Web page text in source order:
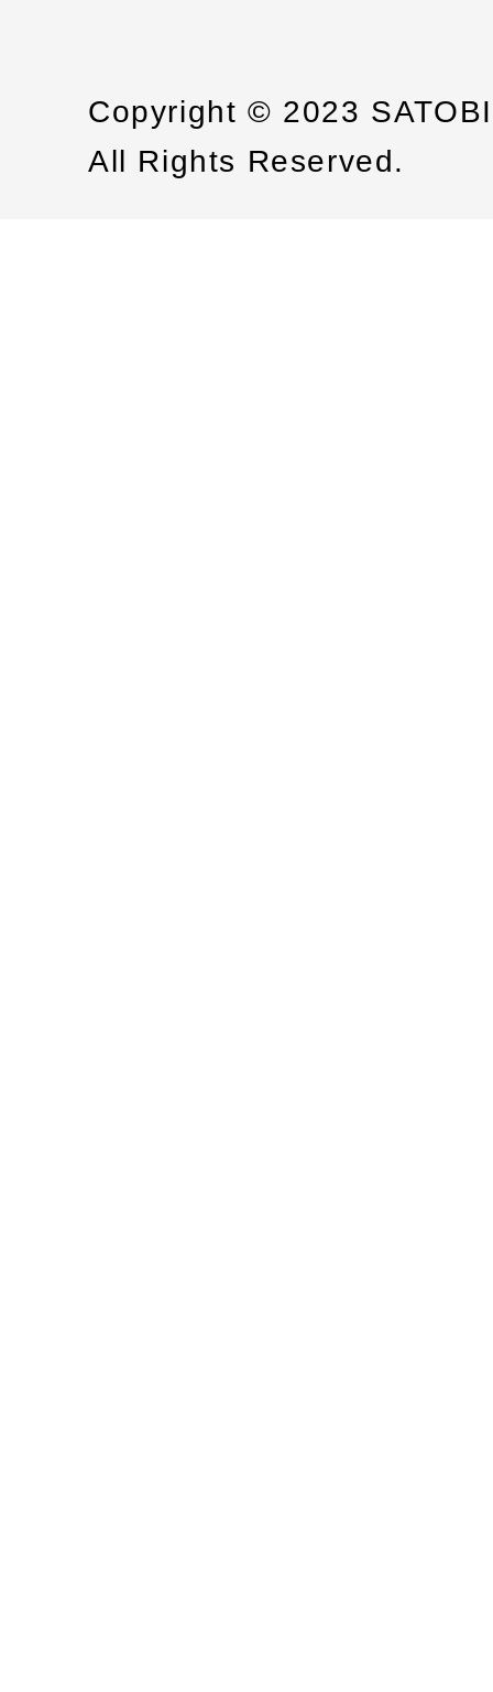
Copyright © 2023
All Rights Reserved.